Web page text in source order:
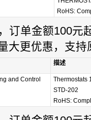
RoHS:
订单金额100元
大更优惠，支持
描述
and Control
Thermostats
STD-202
RoHS: